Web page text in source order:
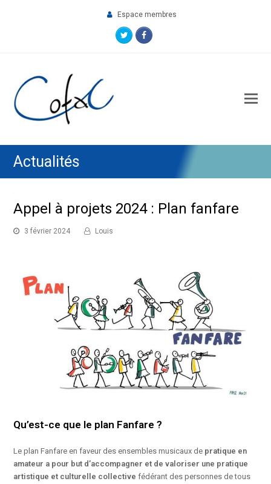
Espace membres
TwitterFacebook
Actualités
Appel à projets 2024 : Plan fanfare
3 février 2024 Louis
Qu’est-ce que le plan Fanfare ?
Le plan Fanfare en faveur des ensembles musicaux de pratique en
amateur a pour but d’accompagner et de valoriser une pratique
artistique et culturelle collective fédérant des personnes de tous